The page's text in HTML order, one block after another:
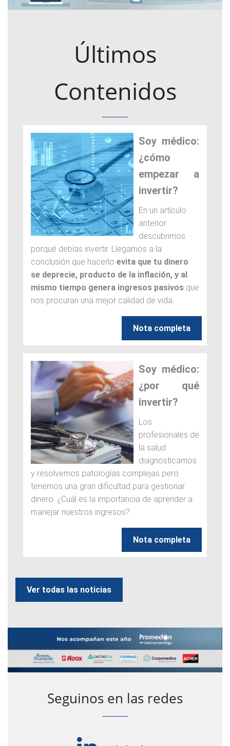
Últimos
Contenidos
Soy médico:
¿cómo
empezar a
invertir?
En un artículo
anterior
descubrimos
porqué debías invertir. Llegamos a la
conclusión que hacerlo evita que tu dinero
se deprecie, producto de la inflación, y al
mismo tiempo genera ingresos pasivos que
nos procuran una mejor calidad de vida.
Nota completa
Soy médico:
¿por qué
invertir?
Los
profesionales de
la salud
diagnosticamos
y resolvemos patologías complejas pero
tenemos una gran dificultad para gestionar
dinero. ¿Cuál es la importancia de aprender a
manejar nuestros ingresos?
Nota completa
Ver todas las noticias
Seguinos en las redes